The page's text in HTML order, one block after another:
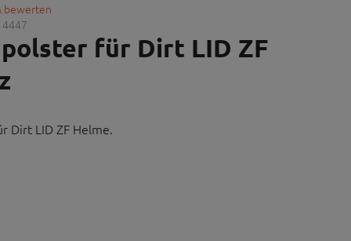
bewerten
für Dirt LID ZF
Dirt LID ZF Helme.